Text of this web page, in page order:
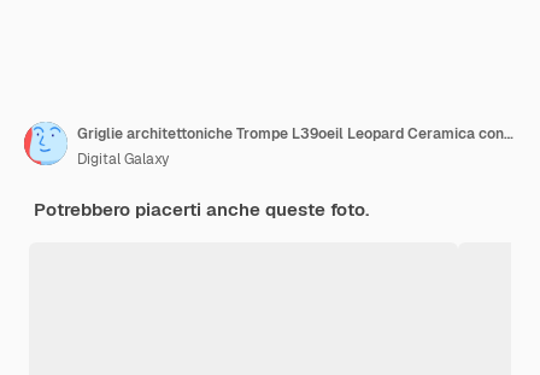
Griglie architettoniche Trompe L39oeil Leopard Ceramica con gradiente illusorio
Digital Galaxy
Potrebbero piacerti anche queste foto.